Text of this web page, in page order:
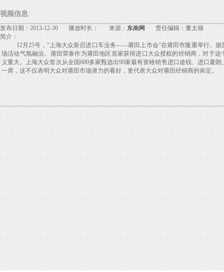
视频信息
发布日期：2013-12-30 播放时长： 来源： 东南网
责任编辑：董太领
简介：
12月25号，“上海大众新启进口车业务——莆田上市会”在莆田市隆重举行。
场活动气氛融洽。莆田荣泰作为莆田地区首家获得进口大众授权的经销商，对于这
义重大。上海大众首次从全国600多家甄选出90家最有资格销售进口途锐、进口夏
一席，这不仅表明大众对莆田市场潜力的看好，更代表大众对莆田经销商的肯定。